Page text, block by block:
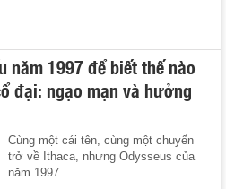
năm 1997 để biết thế nào
đại: ngạo mạn và hưởng
Cùng một cái tên, cùng một chuyến
trở về Ithaca, nhưng Odysseus của
năm 1997 ...